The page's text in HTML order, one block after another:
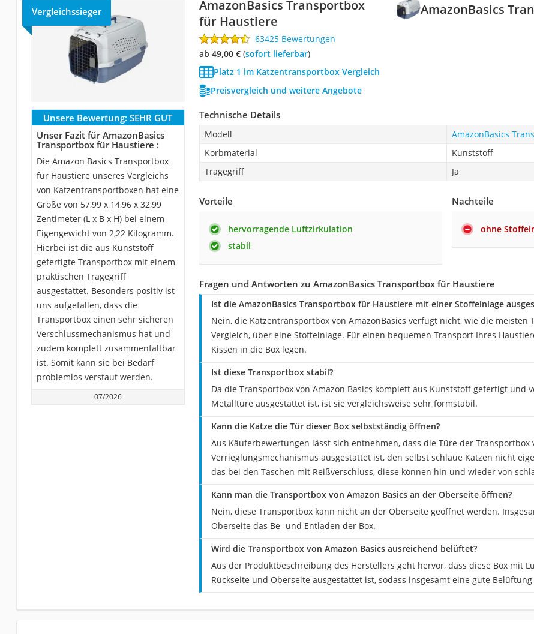
AmazonBasics
Vergleichssieger
AmazonBasics Transportbox
für Haustiere
63425 Bewertungen
ab 49,00 €( Sofort lieferbar)
Platz 1 im Katzentransportbox Vergleich
Preisvergleich und weitere Angebote
Unsere Bewertung: SEHR GUT
Unser Fazit für AmazonBasics
Transportbox für Haustiere :
Die Amazon Basics Transportbox
für Haustiere unseres Vergleichs
von Katzentransportboxen hat eine
Größe von 57,99 x 14,96 x 32,99
Zentimeter (L x B x H) bei einem
Eigengewicht von 2,22 Kilogramm.
Hierbei ist die aus Kunststoff
gefertigte Transportbox mit einem
praktischen Tragegriff
ausgestattet. Besonders positiv ist
uns aufgefallen, dass die
Transportbox einen sehr sicheren
Verschlussmechanismus hat und
zudem komplett zusammenfaltbar
ist. Somit kann sie bei Bedarf
problemlos verstaut werden.
07/2026
Technische Details
Modell
AmazonBasics
Korbmaterial
Kunststoff
Tragegriff
Ja
Vorteile
hervorragende Luftzirkulation
stabil
Nachteile
ohne
Fragen und Antworten zu AmazonBasics Transportbox für Haustiere
Ist die AmazonBasics Transportbox für Haustiere mit einer Stoffeinlage
Nein, die Katzentransportbox von AmazonBasics verfügt nicht, wie die meisten
Vergleich, über eine Stoffeinlage. Für einen bequemen Transport Ihres
Kissen in die Box legen.
Ist diese Transportbox stabil?
Da die Transportbox von Amazon Basics komplett aus Kunststoff gefertigt und
Metalltüre ausgestattet ist, ist sie vergleichsweise sehr formstabil.
Kann die Katze die Tür dieser Box selbstständig öffnen?
Aus Käuferbewertungen lässt sich entnehmen, dass die Türe der Transportbox
Verrieglungsmechanismus ausgestattet ist, den selbst schlaue Katzen nicht
das bei den Taschen mit Reißverschluss, diese können hin und wieder von
Kann man die Transportbox von Amazon Basics an der Oberseite öffnen?
Nein, diese Transportbox kann nicht an der Oberseite geöffnet werden.
Oberseite das Be- und Entladen der Box.
Wird die Transportbox von Amazon Basics ausreichend belüftet?
Aus der Produktbeschreibung des Herstellers geht hervor, dass diese Box mit
Rückseite und Oberseite ausgestattet ist, sodass insgesamt eine gute